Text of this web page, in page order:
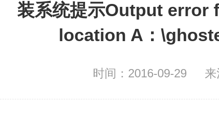
装系统提示Output
location A：
时间：2016-09-29